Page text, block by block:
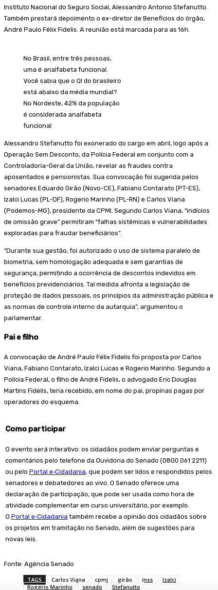
Instituto Nacional do Seguro Social, Alessandro Antonio Stefanutto.
Também prestará depoimento o ex-diretor de Benefícios do órgão,
André Paulo Félix Fidelis. A reunião está marcada para as 16h.
No Brasil, entre três pessoas,
uma é analfabeta funcional.
Você sabia que o QI do brasileiro
está abaixo da média mundial?
No Nordeste, 42% da população
é considerada analfabeta
funcional
Alessandro Stefanutto foi exonerado do cargo em abril, logo após a
Operação Sem Desconto, da Polícia Federal em conjunto com a
Controladoria-Geral da União, revelar as fraudes contra
aposentados e pensionistas. Sua convocação foi sugerida pelos
senadores Eduardo Girão (Novo-CE), Fabiano Contarato (PT-ES),
Izalci Lucas (PL-DF), Rogerio Marinho (PL-RN) e Carlos Viana
(Podemos-MG), presidente da CPMI. Segundo Carlos Viana, “indícios
de omissão grave” permitiram “falhas sistêmicas e vulnerabilidades
exploradas para fraudar beneficiários”.
“Durante sua gestão, foi autorizado o uso de sistema paralelo de
biometria, sem homologação adequada e sem garantias de
segurança, permitindo a ocorrência de descontos indevidos em
benefícios previdenciários. Tal medida afronta a legislação de
proteção de dados pessoais, os princípios da administração pública e
as normas de controle interno da autarquia”, argumentou o
parlamentar.
Pai e filho
A convocação de André Paulo Félix Fidelis foi proposta por Carlos
Viana, Fabiano Contarato, Izalci Lucas e Rogerio Marinho. Segundo a
Polícia Federal, o filho de André Fidelis, o advogado Eric Douglas
Martins Fidelis, teria recebido, em nome do pai, propinas pagas por
operadores do esquema.
Como participar
O evento será interativo: os cidadãos podem enviar perguntas e
comentários pelo telefone da Ouvidoria do Senado (0800 061 2211)
ou pelo Portal e‑Cidadania, que podem ser lidos e respondidos pelos
senadores e debatedores ao vivo. O Senado oferece uma
declaração de participação, que pode ser usada como hora de
atividade complementar em curso universitário, por exemplo.
O Portal e‑Cidadania também recebe a opinião dos cidadãos sobre
os projetos em tramitação no Senado, além de sugestões para
novas leis.
Fonte: Agência Senado
TAGS Carlos Viana cpmi girão inss
Izalci
Rogério Marinho
senado Stefanutto